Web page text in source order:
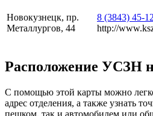
Новокузнецк, пр.
Металлургов, 44
8 (3843) 45-
http://
Расположение УСЗН
С помощью этой карты можно
адрес отделения, а также узнать
пешком, так и автомобилем или